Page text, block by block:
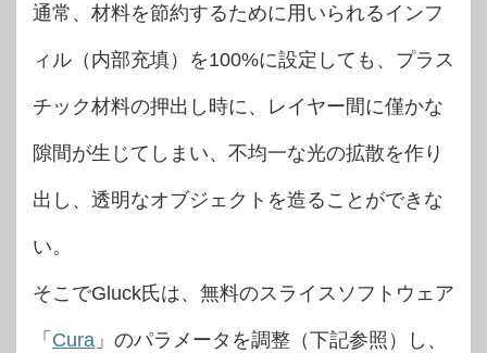
通常、材料を節約するために用いられるインフ
ィル（内部充填）を100%に設定しても、プラス
チック材料の押出し時に、レイヤー間に僅かな
隙間が生じてしまい、不均一な光の拡散を作り
出し、透明なオブジェクトを造ることができな
い。
そこでGluck氏は、無料のスライスソフトウェア
「 Cura 」のパラメータを調整（下記参照）し、